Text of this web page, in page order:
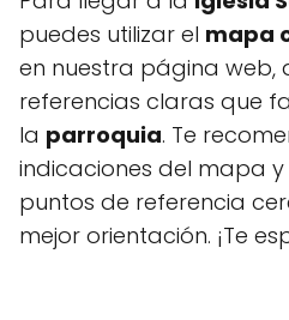
puedes utilizar el mapa
en nuestra página web,
referencias claras que
la parroquia. Te
indicaciones del mapa
puntos de referencia
mejor orientación. ¡Te